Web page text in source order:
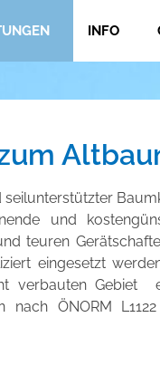
INFO
seilunterstützter
und
teuren
eingesetzt
verbauten Gebiet
nach ÖNORM